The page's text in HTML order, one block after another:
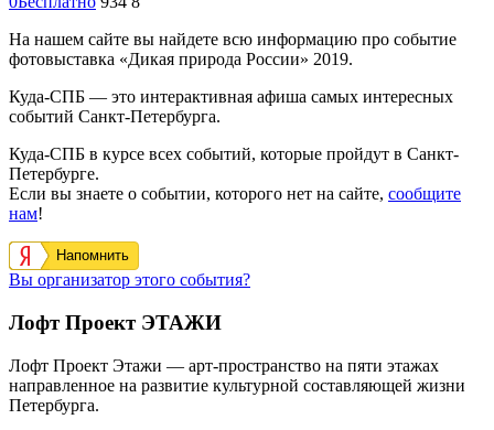
На нашем сайте вы найдете всю информацию про событие
фотовыставка «Дикая природа России» 2019.
Куда-СПБ — это интерактивная афиша самых интересных
событий Санкт-Петербурга.
Куда-СПБ в курсе всех событий, которые пройдут в Санкт-
Петербурге.
Если вы знаете о событии, которого нет на сайте, сообщите
нам!
Напомнить
Вы организатор этого события?
Лофт Проект ЭТАЖИ
Лофт Проект Этажи — арт-пространство на пяти этажах
направленное на развитие культурной составляющей жизни
Петербурга.